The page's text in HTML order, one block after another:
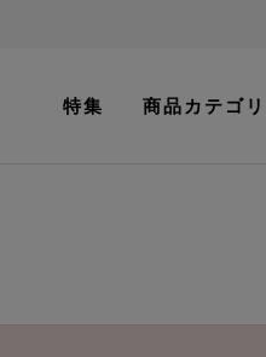
特集 商品カテゴリ